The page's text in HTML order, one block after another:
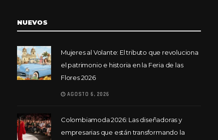
NUEVOS
Mujeres al Volante: El tributo que revoluciona
el patrimonio e historia en la Feria de las
Flores 2026
AGOSTO 6, 2026
Colombiamoda 2026: Las diseñadoras y
empresarias que están transformando la